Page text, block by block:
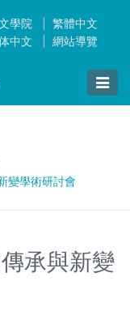
學院
繁體中文
中文 網站導覽
Toggle
變學術研討會
承與新變